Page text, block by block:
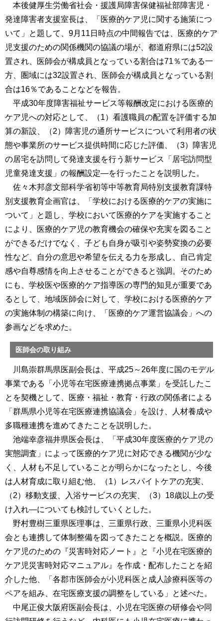
本後健厚生労働省社会・援護局障害保健福祉部障害児・
発達障害者支援室長は、「医療的ケア児に関する施策につ
いて」と題して、9月11日時点の中間報告では、医療的ケア
児支援のための関係機関の協議の場が、都道府県には52設
置され、医師会が構成員となっている割合は71％である一
方、圏域には32設置され、医師会が構成員となっている割
合は16％であることなどを報告。
平成30年度障害福祉サービス等報酬改定における医療的
ケア児への対応として、（1）看護職員の配置を評価する加
算の新設、（2）障害児の通所サービスについて利用者の状
態や事業所のサービス提供時間に応じた評価、（3）障害児
の居宅を訪問して発達支援を行う新サービス「居宅訪問型
児童発達支援」の報酬設定―を行ったことを説明した。
佐々木邦彦文部科学省初等中等教育局特別支援教育課特
別支援教育企画官は、「学校における医療的ケアの実施に
ついて」と題し、学校において医療的ケアを実施すること
により、医療的ケア児の教育機会の確保や充実を図ること
ができるだけでなく、子ども自身が吸引や姿勢変換の必要
性など、自分の意思や希望を伝える力を形成し、自己肯定
感や自尊感情を向上させることができると強調。そのため
にも、学校医や医療的ケア指導医の専門的知見が重要であ
るとして、地域医師会に対して、学校における医療的ケア
の実施体制の構築に向け、「医療的ケア運営協議会」への
参画などを求めた。
医師会の取り組み
川島崇群馬県医副会長は、平成25～26年度に国のモデル
事業である「小児等在宅医療連携拠点事業」を受託したこ
とを契機として、医療・福祉・教育・行政の関係者による
「群馬県小児等在宅医療連携協議会」を設け、人材養成や
多職種連携を進めてきたことを説明した。
池端幸彦福井県医会長は、「平成30年度医療的ケア児の
実態調査」によって医療的ケア児に対応できる機関が少な
く、人材も不足していることが明らかになったとし、今後
は人材育成に取り組む他、（1）レスパイトケアの充実、
（2）移動支援、入浴サービスの充実、（3）18歳以上の受
け入れ―についても検討していくとした。
野村豊樹三重県医理事は、三重県行政、三重県小児科医
会とも連携して体制整備を図ってきたことを概説。医療的
ケア児のための『災害時対応ノート』と『小児在宅医療的
ケア児災害時対応マニュアル』を作成・配布したことを紹
介した他、「各郡市医師会が小児科医と成人診療科医等の
ペアを組み、在宅医療支援の調整をしている」と述べた。
中尾正俊大阪府医副会長は、小児在宅医療の研修会や同